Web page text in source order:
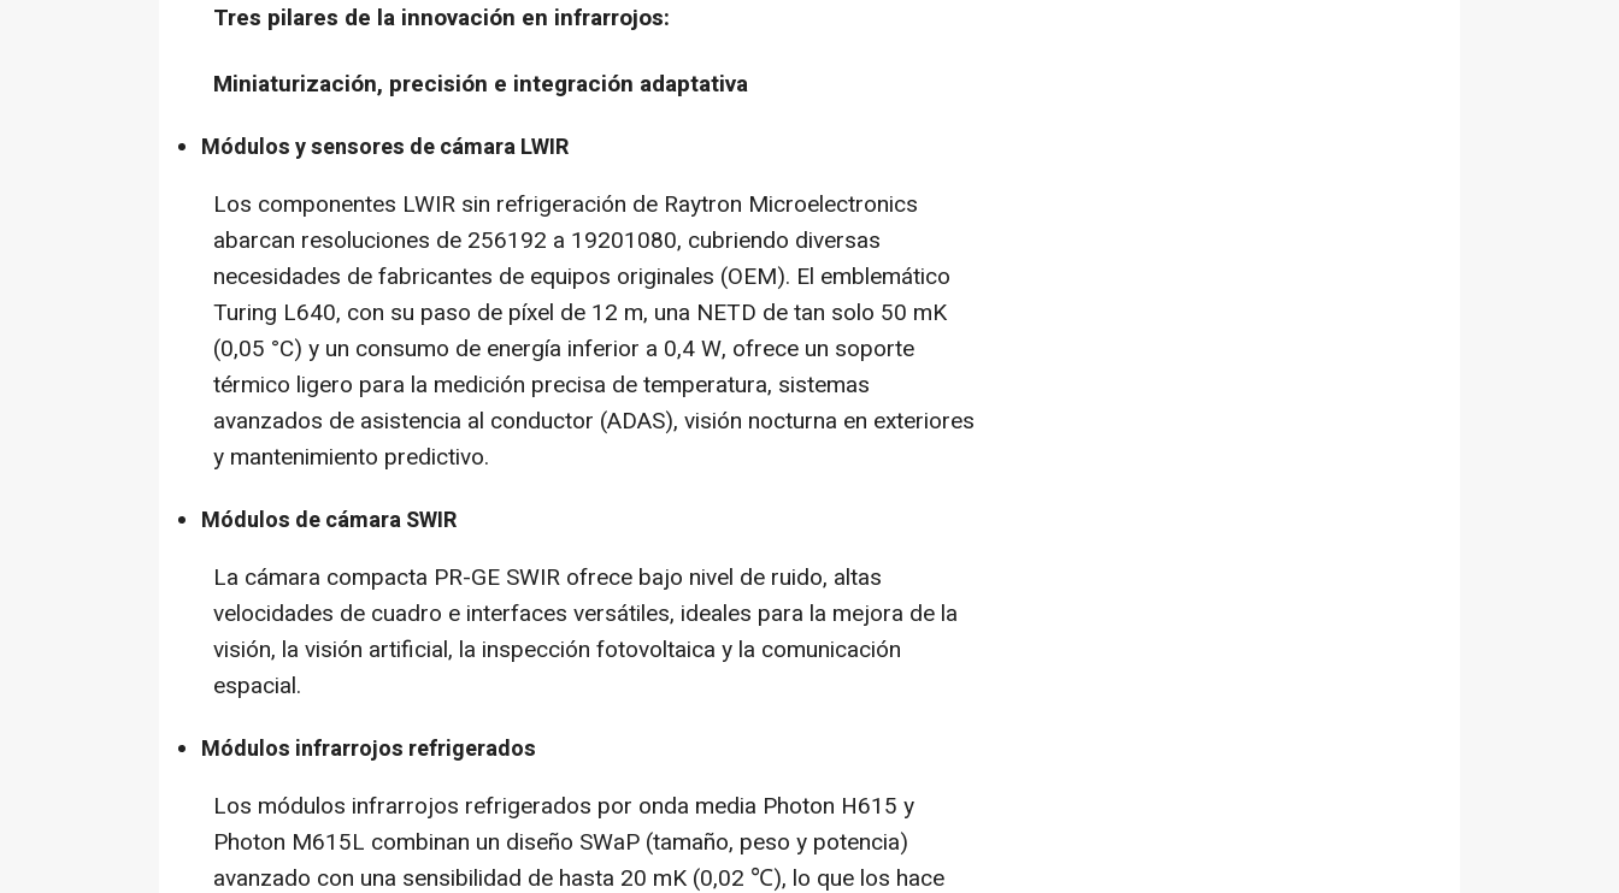
Tres pilares de la innovación en infrarrojos:
Miniaturización, precisión e integración adaptativa
Módulos y sensores de cámara LWIR
Los componentes LWIR sin refrigeración de Raytron Microelectronics
abarcan resoluciones de 256192 a 19201080, cubriendo diversas
necesidades de fabricantes de equipos originales (OEM). El emblemático
Turing L640, con su paso de píxel de 12 m, una NETD de tan solo 50 mK
(0,05 °C) y un consumo de energía inferior a 0,4 W, ofrece un soporte
térmico ligero para la medición precisa de temperatura, sistemas
avanzados de asistencia al conductor (ADAS), visión nocturna en exteriores
y mantenimiento predictivo.
Módulos de cámara SWIR
La cámara compacta PR-GE SWIR ofrece bajo nivel de ruido, altas
velocidades de cuadro e interfaces versátiles, ideales para la mejora de la
visión, la visión artificial, la inspección fotovoltaica y la comunicación
espacial.
Módulos infrarrojos refrigerados
Los módulos infrarrojos refrigerados por onda media Photon H615 y
Photon M615L combinan un diseño SWaP (tamaño, peso y potencia)
avanzado con una sensibilidad de hasta 20 mK (0,02 ℃), lo que los hace